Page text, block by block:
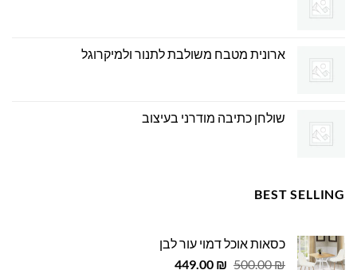
ארונית מטבח משולבת לתנור ולמיקרוגל
שולחן כתיבה מודרני בעיצוב
BEST SELLING
כסאות אוכל דמוי עור לבן
500.00₪
המחיר
449.00 ₪
המחיר